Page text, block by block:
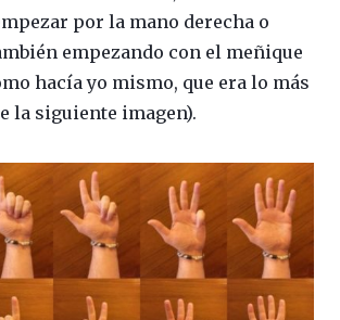
por la mano derecha o
empezando con el meñique
hacía yo mismo, que era lo más
la siguiente imagen).